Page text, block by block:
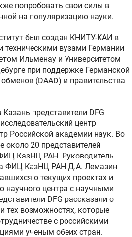
попробовать свои силы в
на популяризацию науки.
был создан КНИТУ-КАИ в
техническими вузами Германии
Ильменау и Университетом
при поддержке Германской
(DAAD) и правительства
представители DFG
центр
Российской академии наук. Во
около 20 представителей
КазНЦ РАН. Руководитель
ФИЦ КазНЦ РАН Д.А. Лемазин
о текущих проектах и
научного центра с научными
DFG рассказали о
тех возможностях, которые
с российскими
ученым обеих стран.